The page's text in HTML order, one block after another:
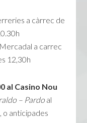
a càrrec de
a carrec
12,30h
al Casino Nou
– Pardo al
o anticipades